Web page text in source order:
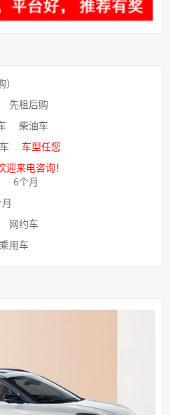
先租后购
柴油车
车型任您
来电咨询！
6个月
网约车
乘用车